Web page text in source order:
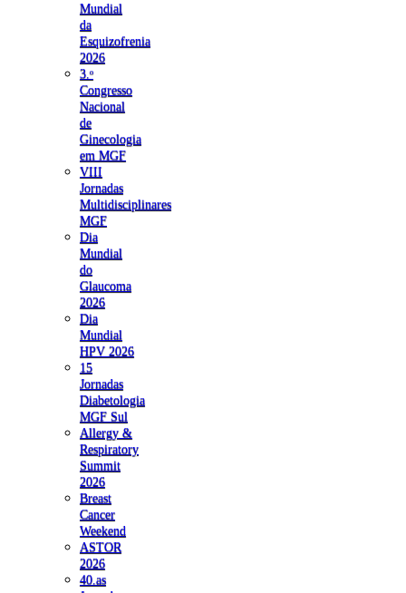
Mundial
da
Esquizofrenia
2026
3.ᵒ
Congresso
Nacional
de
Ginecologia
em MGF
VIII
Jornadas
Multidisciplinares
MGF
Dia
Mundial
do
Glaucoma
2026
Dia
Mundial
HPV 2026
15
Jornadas
Diabetologia
MGF Sul
Allergy &
Respiratory
Summit
2026
Breast
Cancer
Weekend
ASTOR
2026
40.as